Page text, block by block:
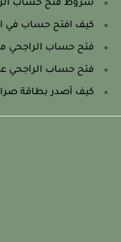
شروط فتح حساب
كيف افتح حساب في
فتح حساب الراجحي
فتح حساب الراجحي عن
كيف أصدر بطاقة صراف